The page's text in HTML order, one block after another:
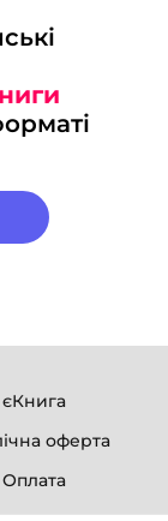
єКнига
оферта
Оплата